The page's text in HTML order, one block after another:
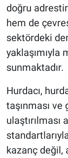
doğru
hem de
sektördeki
sunmaktadır.
Hurdacı,
taşınması
kazanç değil,